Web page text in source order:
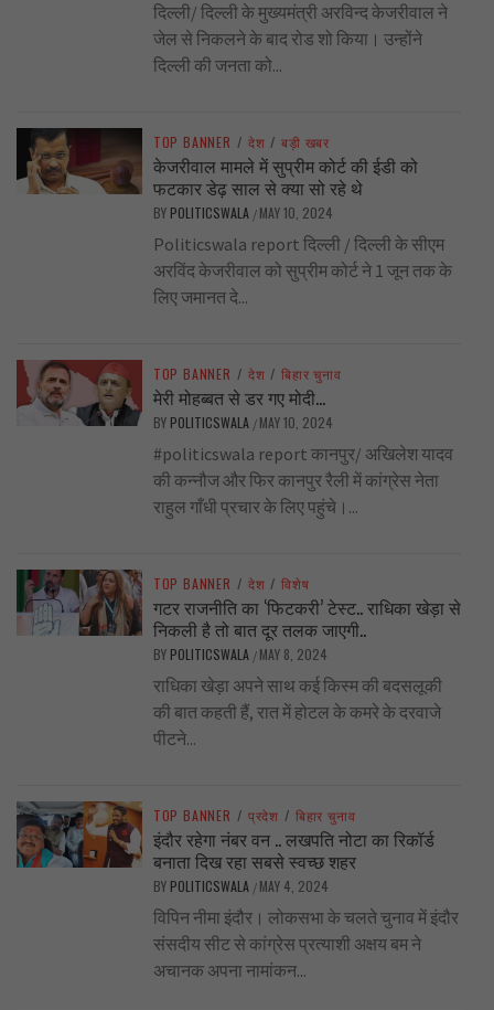
दिल्ली/ दिल्ली के मुख्यमंत्री अरविन्द केजरीवाल ने
जेल से निकलने के बाद रोड शो किया। उन्होंने
दिल्ली की जनता को...
TOP BANNER / देश / बड़ी खबर
केजरीवाल मामले में सुप्रीम कोर्ट की ईडी को
फटकार डेढ़ साल से क्या सो रहे थे
BY POLITICSWALA / MAY 10, 2024
Politicswala report दिल्ली / दिल्ली के सीएम
अरविंद केजरीवाल को सुप्रीम कोर्ट ने 1 जून तक के
लिए जमानत दे...
TOP BANNER / देश / बिहार चुनाव
मेरी मोहब्बत से डर गए मोदी…
BY POLITICSWALA / MAY 10, 2024
#politicswala report कानपुर/ अखिलेश यादव
की कन्नौज और फिर कानपुर रैली में कांग्रेस नेता
राहुल गाँधी प्रचार के लिए पहुंचे।...
TOP BANNER / देश / विशेष
गटर राजनीति का ‘फिटकरी’ टेस्ट.. राधिका खेड़ा से
निकली है तो बात दूर तलक जाएगी..
BY POLITICSWALA / MAY 8, 2024
राधिका खेड़ा अपने साथ कई किस्म की बदसलूकी
की बात कहती हैं, रात में होटल के कमरे के दरवाजे
पीटने...
TOP BANNER / प्रदेश / बिहार चुनाव
इंदौर रहेगा नंबर वन .. लखपति नोटा का रिकॉर्ड
बनाता दिख रहा सबसे स्वच्छ शहर
BY POLITICSWALA / MAY 4, 2024
विपिन नीमा इंदौर। लोकसभा के चलते चुनाव में इंदौर
संसदीय सीट से कांग्रेस प्रत्याशी अक्षय बम ने
अचानक अपना नामांकन...